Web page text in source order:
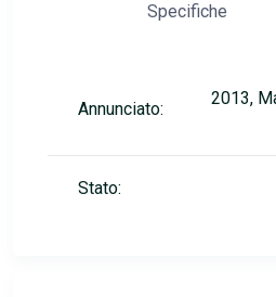
Specifiche
Annunciato:
2013,
Stato: